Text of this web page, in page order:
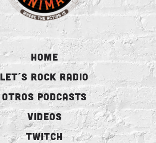
HOME
LET´S ROCK RADIO
OTROS PODCASTS
VIDEOS
TWITCH